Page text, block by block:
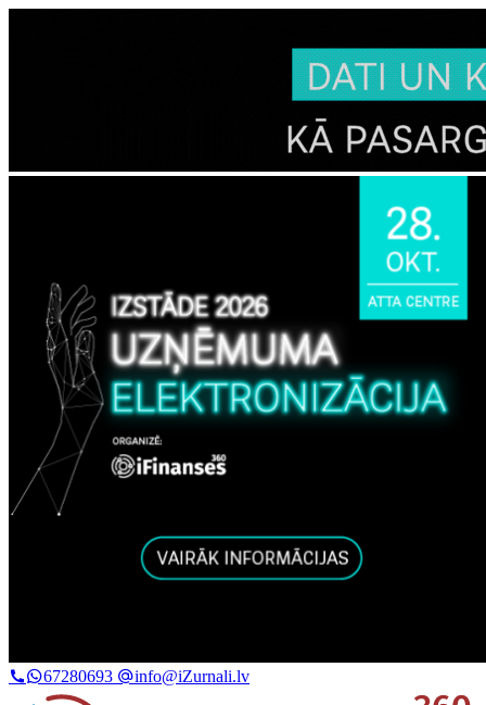
67280693 info@iZurnali.lv